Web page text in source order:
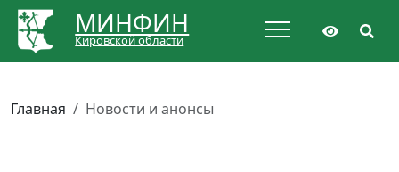
МИНФИН
Кировской области
Главная Новости и анонсы